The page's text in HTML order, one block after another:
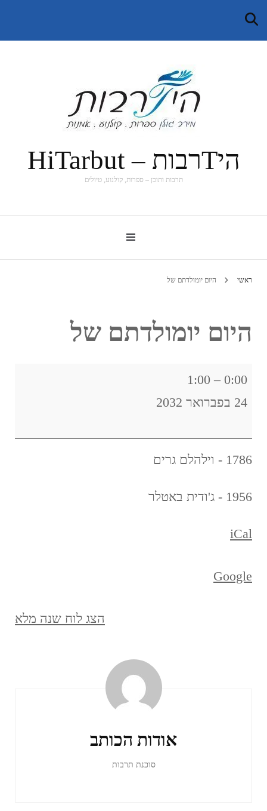
היTרבות – HiTarbut
תרבות ותוכן – ספרות, קולנוע, טיולים
ראשי היום יומולדתם של
היום יומולדתם של
היום
יומולדתם
0:00
–
1:00
24 בפברואר 2032
1786 - וילהלם גרים
1956 - ג'ודית באטלר
iCal
Google
הצג לוח שנה מלא
אודות הכותב
סוכנת תרבות